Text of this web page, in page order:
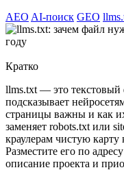
AEO AI-поиск GEO
Кратко
llms.txt — это текстовый
подсказывает
страницы важны и как
заменяет robots.txt или
краулерам чистую
Разместите его по
описание проекта и